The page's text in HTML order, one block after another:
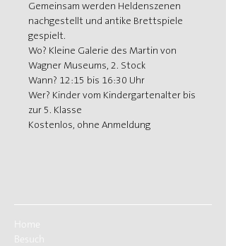
Gemeinsam werden Heldenszenen
nachgestellt und antike Brettspiele
gespielt.
Wo? Kleine Galerie des Martin von
Wagner Museums, 2. Stock
Wann? 12:15 bis 16:30 Uhr
Wer? Kinder vom Kindergartenalter bis
zur 5. Klasse
Kostenlos, ohne Anmeldung
Home
Besuch